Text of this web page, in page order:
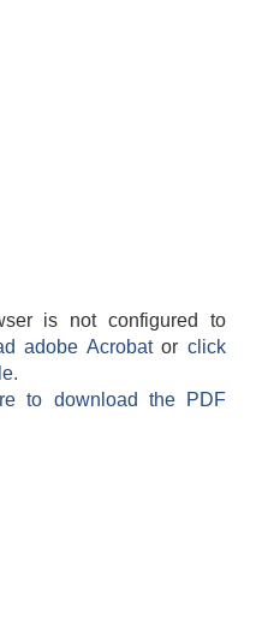
is not configured to
adobe Acrobatorclick
to download the PDF